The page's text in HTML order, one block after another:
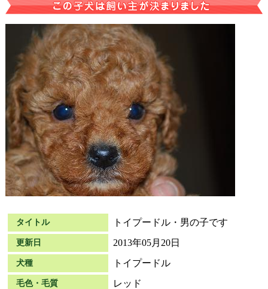
タイトル トイプードル・男の子です
更新日 2013年05月20日
犬種 トイプードル
毛色・毛質 レッド